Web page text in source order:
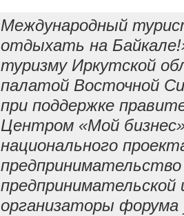
Международный
отдыхать на
туризму Иркутской
палатой Восточной
при поддержке
Центром «Мой
национального
предпринимательство
организаторы форума